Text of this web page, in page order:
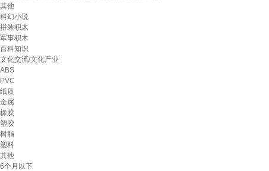
其他
科幻小说
拼装积木
军事积木
百科知识
文化交流/文化产业
ABS
PVC
纸质
金属
橡胶
塑胶
树脂
塑料
其他
6个月以下